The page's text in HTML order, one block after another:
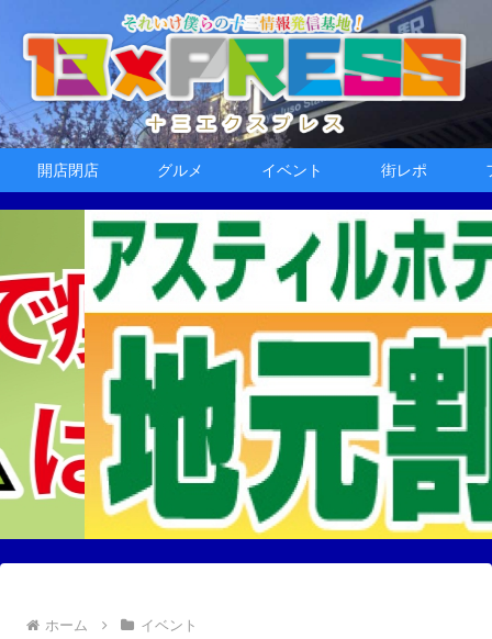
開店閉店 グルメ イベント 街レポ
ホーム イベント